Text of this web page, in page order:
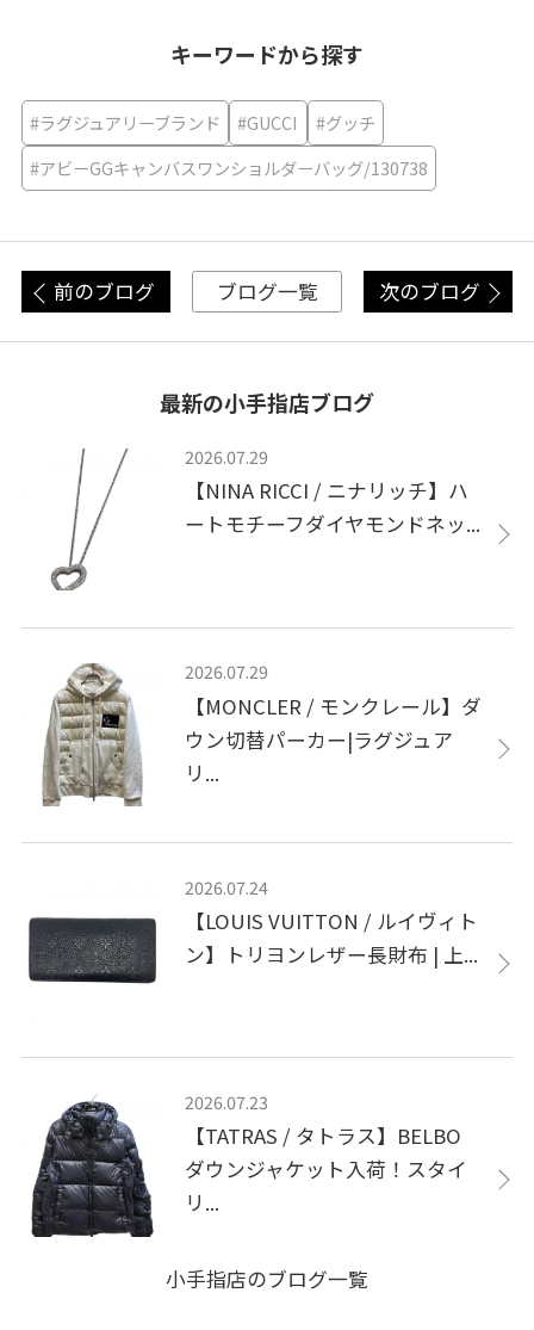
キーワードから探す
#ラグジュアリーブランド #GUCCI
#グッチ
#アビーGGキャンバスワンショルダーバッグ/130738
前のブログ ブログ一覧 次のブログ
最新の小手指店ブログ
2026.07.29
【NINA RICCI / ニナリッチ】ハ
ートモチーフダイヤモンドネッ...
2026.07.29
【MONCLER / モンクレール】ダ
ウン切替パーカー|ラグジュア
リ...
2026.07.24
【LOUIS VUITTON / ルイヴィト
ン】トリヨンレザー長財布 | 上...
2026.07.23
【TATRAS / タトラス】BELBO
ダウンジャケット入荷！スタイ
リ...
小手指店のブログ一覧